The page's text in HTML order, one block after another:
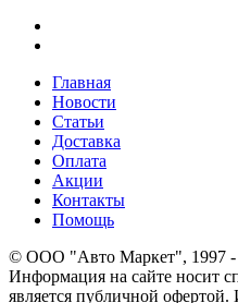
Главная
Новости
Статьи
Доставка
Оплата
Акции
Контакты
Помощь
© OOO "Авто Маркет", 1997 -
Информация на сайте носит
является публичной